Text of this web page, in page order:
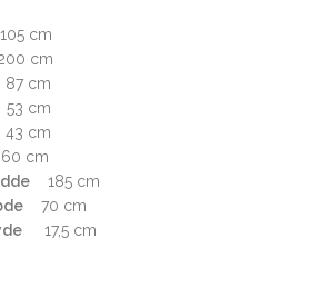
cm
cm
cm
cm
cm
cm
185 cm
70 cm
17,5 cm